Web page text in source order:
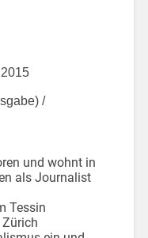
/
und wohnt in
als Journalist
Tessin